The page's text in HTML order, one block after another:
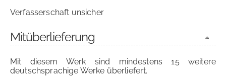
Verfasserschaft unsicher
Mitüberlieferung
Mit diesem Werk sind mindestens 15 weitere
deutschsprachige Werke überliefert.